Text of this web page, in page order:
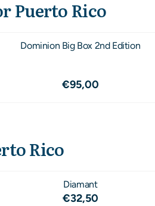
Puerto Rico
Dominion Big Box 2nd Edition
Price: 95,00
€95,00
Rico
Diamant
Price: 32,50
€32,50